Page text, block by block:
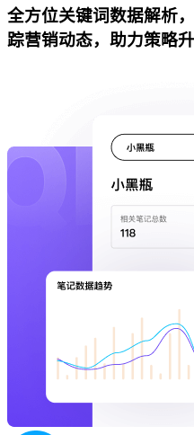
全方位关键词数据解析
踪营销动态，助力策略升